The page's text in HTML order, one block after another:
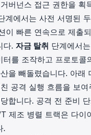
버넌스 접근 권한을 획
계에서는 사전 서명된
이 빠른 연속으로 제출
다. 자금 탈취 단계에서
터를 조작하고 프로토콜
을 빼돌렸습니다. 아래
공격 실행 흐름을 보여
합니다. 공격 전 준비
제조 병렬 트랙은 다이
.